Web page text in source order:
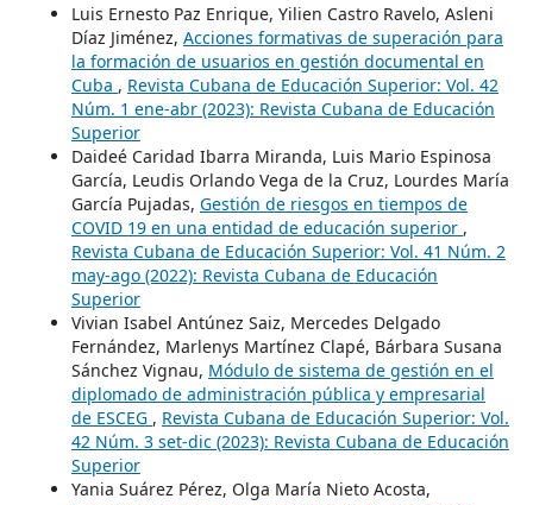
Luis Ernesto Paz Enrique, Yilien Castro Ravelo, Asleni
Díaz Jiménez, Acciones formativas de superación para
la formación de usuarios en gestión documental en
Cuba , Revista Cubana de Educación Superior: Vol. 42
Núm. 1 ene-abr (2023): Revista Cubana de Educación
Superior
Daideé Caridad Ibarra Miranda, Luis Mario Espinosa
García, Leudis Orlando Vega de la Cruz, Lourdes María
García Pujadas, Gestión de riesgos en tiempos de
COVID 19 en una entidad de educación superior ,
Revista Cubana de Educación Superior: Vol. 41 Núm. 2
may-ago (2022): Revista Cubana de Educación
Superior
Vivian Isabel Antúnez Saiz, Mercedes Delgado
Fernández, Marlenys Martínez Clapé, Bárbara Susana
Sánchez Vignau, Módulo de sistema de gestión en el
diplomado de administración pública y empresarial
de ESCEG , Revista Cubana de Educación Superior: Vol.
42 Núm. 3 set-dic (2023): Revista Cubana de Educación
Superior
Yania Suárez Pérez, Olga María Nieto Acosta,